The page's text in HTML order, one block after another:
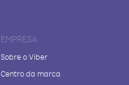
EMPRESA
Sobre o Viber
Centro da marca